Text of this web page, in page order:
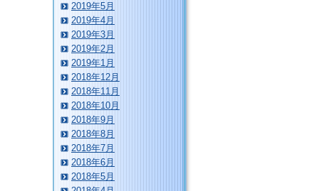
2019年5月
2019年4月
2019年3月
2019年2月
2019年1月
2018年12月
2018年11月
2018年10月
2018年9月
2018年8月
2018年7月
2018年6月
2018年5月